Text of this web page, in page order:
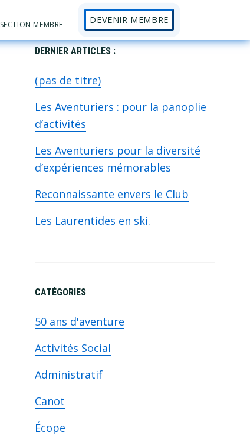
SECTION MEMBRE DEVENIR MEMBRE
Primary
Sidebar
DERNIER ARTICLES :
(pas de titre)
Les Aventuriers : pour la panoplie
d’activités
Les Aventuriers pour la diversité
d’expériences mémorables
Reconnaissante envers le Club
Les Laurentides en ski.
CATÉGORIES
50 ans d'aventure
Activités Social
Administratif
Canot
Écope